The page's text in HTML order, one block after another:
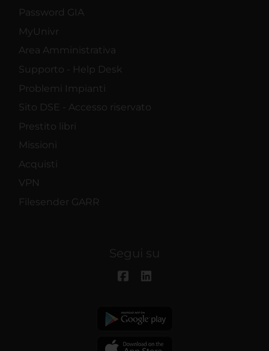
Password GIA
MyUnivr
Area Amministrativa
Supporto - Help Desk
Problemi Impianti
Sito DSE - Accesso riservato
Prestito libri
Missioni
Acquisti
VPN
Filesender GARR
Segui su